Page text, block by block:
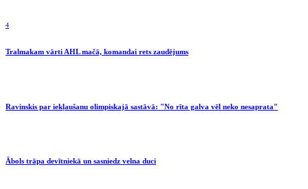
4
Tralmakam vārti AHL mačā, komandai rets zaudējums
Ravinskis par iekļaušanu olimpiskajā sastāvā: "No rīta galva vēl neko nesaprata"
Ābols trāpa devītniekā un sasniedz velna duci